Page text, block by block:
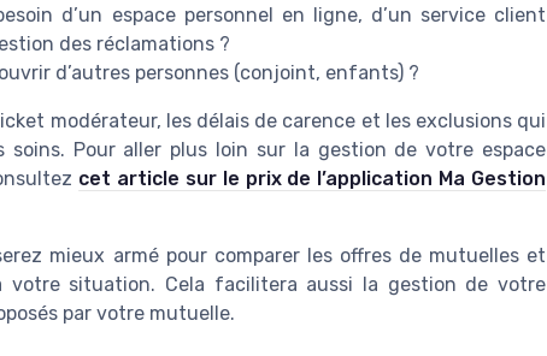
d’un espace personnel en ligne, d’un service client
des réclamations ?
d’autres personnes (conjoint, enfants) ?
modérateur, les délais de carence et les exclusions qui
Pour aller plus loin sur la gestion de votre espace
cet article sur le prix de l’application Ma Gestion
mieux armé pour comparer les offres de mutuelles et
situation. Cela facilitera aussi la gestion de votre
par votre mutuelle.